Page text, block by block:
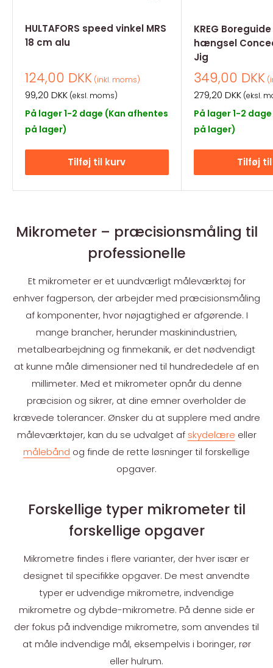
HULTAFORS speed vinkel MRS
18 cm alu
Salgspris
124,00 DKK (inkl. moms)
Salgspris
99,20 DKK (eksl. moms)
På lager 1-2 dage (Kan afhentes
på lager)
Tilføj til kurv
KREG
hængsel
Jig
Salgspris
349,00 DKK
Salgspris
279,20 DKK(eksl.
På lager 1-2
på lager)
Tilføj
Mikrometer – præcisionsmåling til
professionelle
Et mikrometer er et uundværligt måleværktøj for
enhver fagperson, der arbejder med præcisionsmåling
af komponenter, hvor nøjagtighed er afgørende. I
mange brancher, herunder maskinindustrien,
metalbearbejdning og finmekanik, er det nødvendigt
at kunne måle dimensioner ned til hundrededele af en
millimeter. Med et mikrometer opnår du denne
præcision og sikrer, at dine emner overholder de
krævede tolerancer. Ønsker du at supplere med andre
måleværktøjer, kan du se udvalget af skydelære eller
målebånd og finde de rette løsninger til forskellige
opgaver.
Forskellige typer mikrometer til
forskellige opgaver
Mikrometre findes i flere varianter, der hver især er
designet til specifikke opgaver. De mest anvendte
typer er udvendige mikrometre, indvendige
mikrometre og dybde-mikrometre. På denne side er
der fokus på indvendige mikrometre, som anvendes til
at måle indvendige mål, eksempelvis i boringer, rør
eller hulrum.